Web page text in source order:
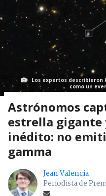
Los expertos describieron
como un
Astrónomos
estrella gigante
inédito: no
gamma
Jean Valencia
Periodista de